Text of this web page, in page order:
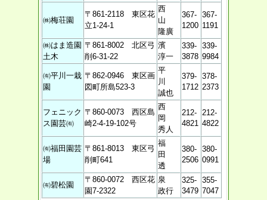
㈱梅荘園
〒861-2118 東区花
立1-24-1
西
山
隆廣
367-
1200
367-
1191
㈱はま造園
土木
〒861-8002 北区弓
削6-31-22
濱
淳一
339-
3878
339-
9984
㈲平川一栽
園
〒862-0946 東区画
図町所島523-3
平
川
誠也
379-
1712
378-
2373
フェニック
ス園芸㈲
〒860-0073 西区島
崎2-4-19-102号
西
岡
秀人
212-
4821
212-
4822
㈲福田園芸
場
〒861-8013 東区弓
削町641
福
田
透
380-
2506
380-
0991
㈲碧松園
〒860-0072 西区花
園7-2322
泉
政行
325-
3479
355-
7047